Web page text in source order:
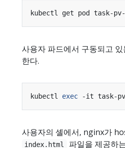
사용자 파드에서 구동되고
한다.
kubectl exec
사용자의 셸에서, nginx가
index.html 파일을 제공하